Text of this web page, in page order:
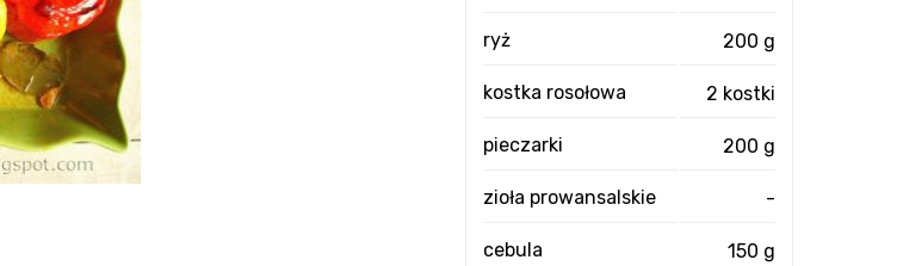
ryż 200 g
kostka rosołowa 2 kostki
pieczarki 200 g
zioła prowansalskie -
cebula 150 g